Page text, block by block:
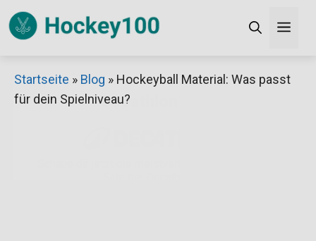
Zum
Inhalt
Startseite » Blog » Hockeyball Material: Was passt
für dein Spielniveau?Decathlon Sale